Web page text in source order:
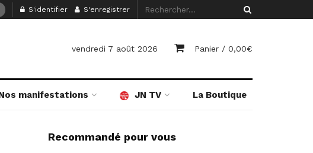
S'identifier S'enregistrer
vendredi 7 août 2026 Panier / 0,00€
manifestations JN TV La Boutique
Recommandé pour vous